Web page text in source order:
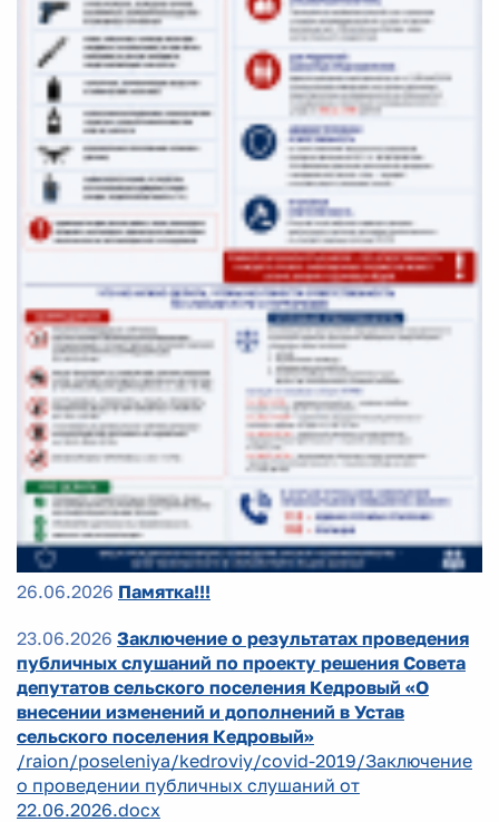
26.06.2026 Памятка!!!
23.06.2026 Заключение о результатах проведения
публичных слушаний по проекту решения Совета
депутатов сельского поселения Кедровый «О
внесении изменений и дополнений в Устав
сельского поселения Кедровый»
/raion/poseleniya/kedroviy/covid-2019/Заключение
о проведении публичных слушаний от
22.06.2026.docx